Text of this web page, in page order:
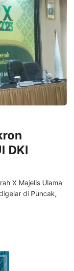
DKI
X Majelis Ulama
di Puncak,